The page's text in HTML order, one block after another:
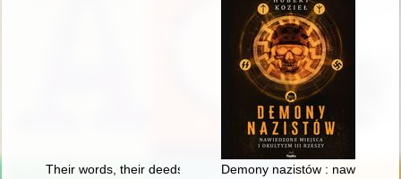
Their words, their deeds : the January Uprising in the
Demony nazistów :